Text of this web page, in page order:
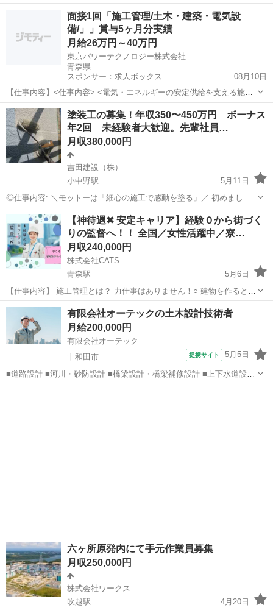
活躍してもらいます。 女性社員も活躍しています！ 募集は、現場経験
1年以上の募集です。ベテランスタッフがバックアップ致します。 ア
ピールポイント...
八戸市 小中野駅 その他 多能工
面接1回「施工管理/土木・建築・電気設
備/」」賞与5ヶ月分実績
月給26万円～40万円
東京パワーテクノロジー株式会社
青森県
スポンサー：求人ボックス
08月10日
【仕事内容】<仕事内容> <電気・エネルギーの安定供給を支える施設
が対象>「土木」「建築」「電気設備」いずれかの施工管理や設計をお
任せ 研修+OJT+資格取得支援あり <土木> 発電所内の土木工事・補修
工事・点検 機械基礎工事・電...
正社員
塗装工の募集！年収350〜450万円 ボーナス
年2回 未経験者大歓迎。先輩社員…
月収380,000円
吉田建設（株）
小中野駅
5月11日
◎仕事内容: ＼モットーは「細心の施工で感動を塗る」／ 初めまして
『吉田建設株式会社』です。 この度は、弊社にて請け負う施工業務の
塗装工を募集させていただきます。 未経験の方を大歓迎にて募集させ
ていただきます。 ...
青森 八戸市 小中野駅 その他 業務
【神待遇✖ 安定キャリア】経験０から街づく
りの監督へ！！ 全国／女性活躍中／寮…
月収240,000円
株式会社CATS
青森駅
5月6日
【仕事内容】 施工管理とは？ 力仕事はありません！○ 建物を作るとき
に、工事を「ちゃんと・安全に・予定どおり」に進めるために見守る
お仕事です。 ［実際のお仕事内容］ ⚫ 予定を立てる →今日はどこか
ら工事する...
青森 青森市 青森駅 施工管理 未経験
有限会社オーテックの土木設計技術者
月給200,000円
有限会社オーテック
十和田市
提携サイト 5月5日
■道路設計 ■河川・砂防設計 ■橋梁設計・橋梁補修設計 ■上下水道設計
六ヶ所原発内にて手元作業員募集
月収250,000円
株式会社ワークス
吹越駅
4月20日